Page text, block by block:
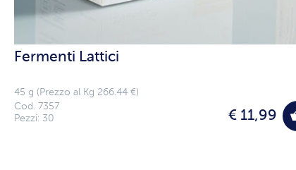
Fermenti Lattici
45 g (Prezzo al Kg 266.44 €)
€ 11,99
Cod. 7357
Pezzi: 30